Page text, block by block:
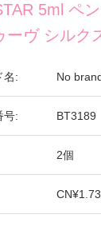
5ml ペ
ーヴ シルク
名: No
号: BT3189
2個